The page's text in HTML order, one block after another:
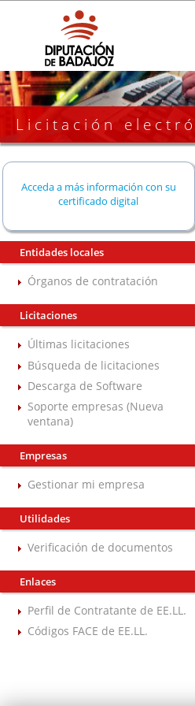
Licitación
Acceda a más información con su
certificado digital
Entidades locales
Órganos de contratación
Licitaciones
Últimas licitaciones
Búsqueda de licitaciones
Descarga de Software
Soporte empresas (Nueva
ventana)
Empresas
Gestionar mi empresa
Utilidades
Verificación de documentos
Enlaces
Perfil de Contratante de EE.LL.
Códigos FACE de EE.LL.